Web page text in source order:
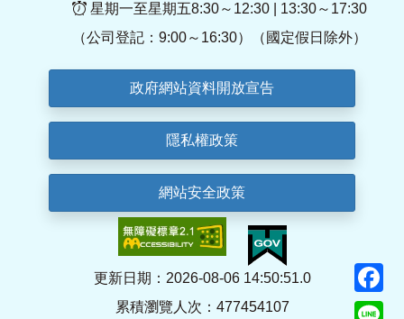
星期一至星期五8:30～12:30 | 13:30～17:30
（公司登記：9:00～16:30）（國定假日除外）
政府網站資料開放宣告
隱私權政策
網站安全政策
更新日期：2026-08-06 14:50:51.0
累積瀏覽人次：477454107